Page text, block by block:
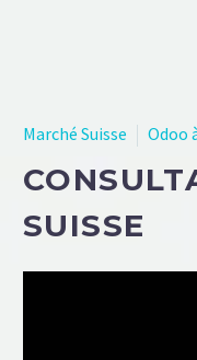
Marché Suisse Odoo
SUISSE